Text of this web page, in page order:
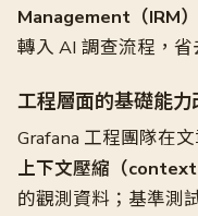
Management（IRM）
轉入 AI 調查流程，省
工程層面的基礎能力
Grafana 工程團隊在
上下文壓縮（context
的觀測資料；基準測